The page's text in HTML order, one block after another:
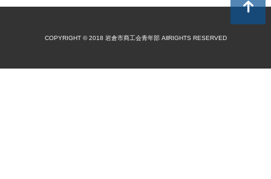
COPYRIGHT © 2018 岩倉市商工会青年部 AllRIGHTS RESERVED